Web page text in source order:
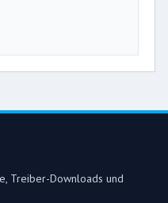
Treiber-Downloads und